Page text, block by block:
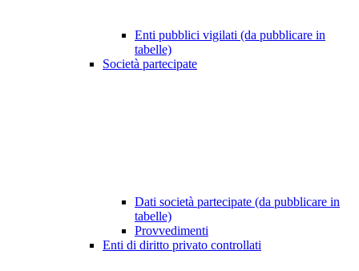
Enti pubblici vigilati (da pubblicare in
tabelle)
Società partecipate
Dati società partecipate (da pubblicare in
tabelle)
Provvedimenti
Enti di diritto privato controllati